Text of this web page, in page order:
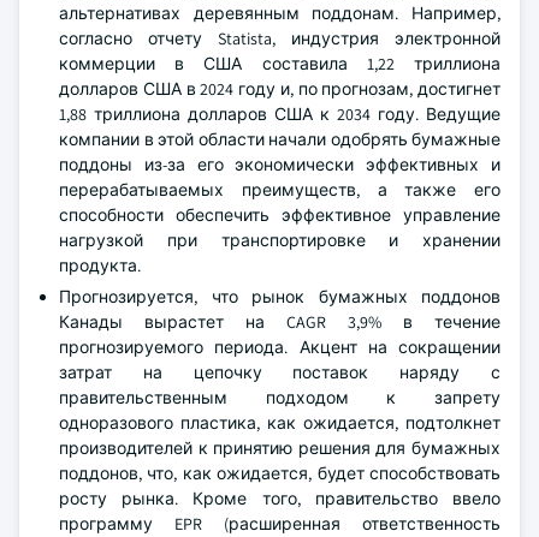
альтернативах деревянным поддонам. Например,
согласно отчету Statista, индустрия электронной
коммерции в США составила 1,22 триллиона
долларов США в 2024 году и, по прогнозам, достигнет
1,88 триллиона долларов США к 2034 году. Ведущие
компании в этой области начали одобрять бумажные
поддоны из-за его экономически эффективных и
перерабатываемых преимуществ, а также его
способности обеспечить эффективное управление
нагрузкой при транспортировке и хранении
продукта.
Прогнозируется, что рынок бумажных поддонов
Канады вырастет на CAGR 3,9% в течение
прогнозируемого периода. Акцент на сокращении
затрат на цепочку поставок наряду с
правительственным подходом к запрету
одноразового пластика, как ожидается, подтолкнет
производителей к принятию решения для бумажных
поддонов, что, как ожидается, будет способствовать
росту рынка. Кроме того, правительство ввело
программу EPR (расширенная ответственность